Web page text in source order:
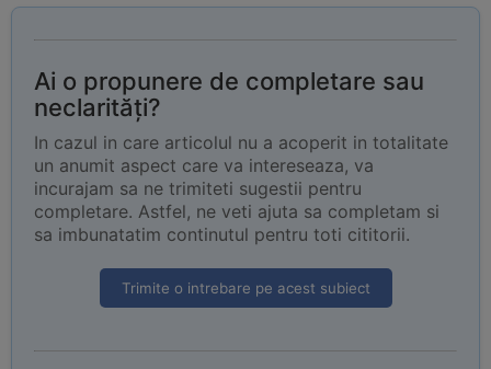
Ai o propunere de completare sau
neclarități?
In cazul in care articolul nu a acoperit in totalitate
un anumit aspect care va intereseaza, va
incurajam sa ne trimiteti sugestii pentru
completare. Astfel, ne veti ajuta sa completam si
sa imbunatatim continutul pentru toti cititorii.
Trimite o intrebare pe acest subiect